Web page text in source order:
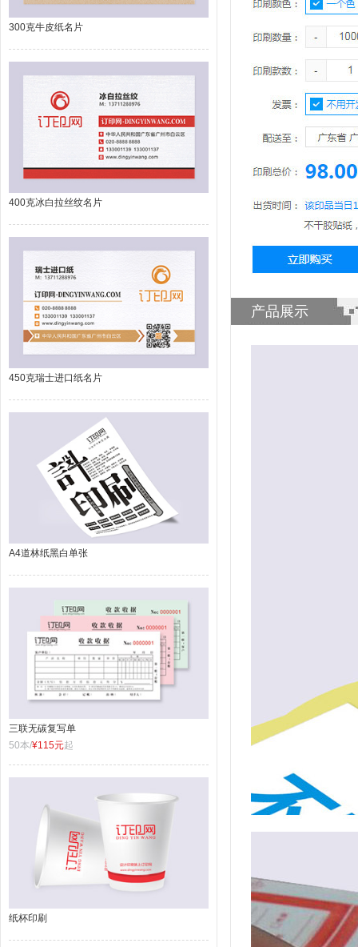
300克牛皮纸名片
400克冰白拉丝纹名片
450克瑞士进口纸名片
A4道林纸黑白单张
三联无碳复写单
50本/¥115元起
纸杯印刷
产品展示